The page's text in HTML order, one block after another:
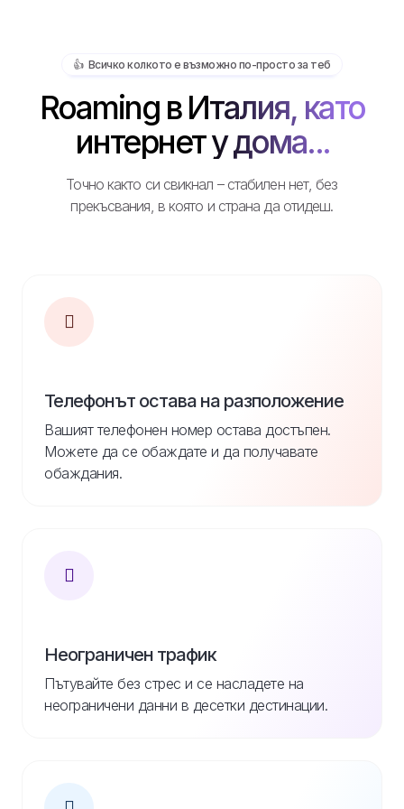
👍️ Всичко колкото е възможно по-просто за теб
Roaming в Италия, като
интернет у дома...
Точно както си свикнал – стабилен нет, без
прекъсвания, в която и страна да отидеш.
Телефонът остава на разположение
Вашият телефонен номер остава достъпен.
Можете да се обаждате и да получавате
обаждания.
Неограничен трафик
Пътувайте без стрес и се насладете на
неограничени данни в десетки дестинации.